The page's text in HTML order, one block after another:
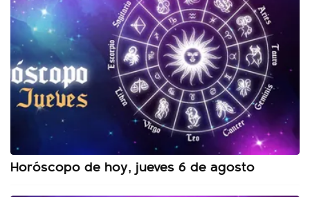
Horóscopo de hoy, jueves 6 de agosto